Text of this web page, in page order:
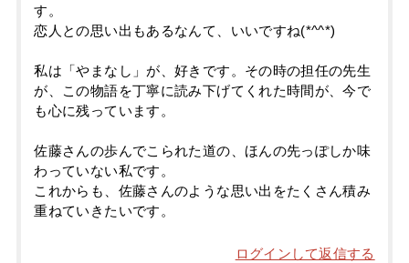
す。
恋人との思い出もあるなんて、いいですね(*^^*)
私は「やまなし」が、好きです。その時の担任の先生
が、この物語を丁寧に読み下げてくれた時間が、今で
も心に残っています。
佐藤さんの歩んでこられた道の、ほんの先っぽしか味
わっていない私です。
これからも、佐藤さんのような思い出をたくさん積み
重ねていきたいです。
ログインして返信する